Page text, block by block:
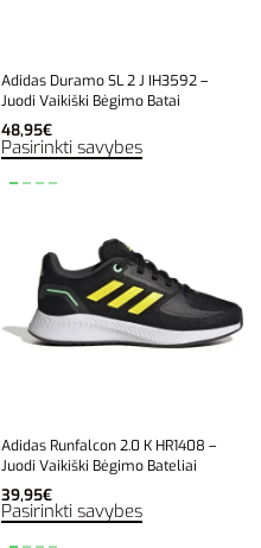
Adidas Duramo SL 2 J IH3592 –
Juodi Vaikiški Bėgimo Batai
48,95€
Pasirinkti savybes
Adidas Runfalcon 2.0 K HR1408 –
Juodi Vaikiški Bėgimo Bateliai
39,95€
Pasirinkti savybes